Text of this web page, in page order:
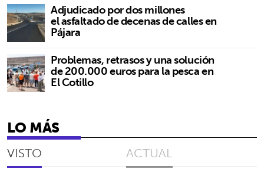
Adjudicado por dos millones
el asfaltado de decenas de calles en
Pájara
Problemas, retrasos y una solución
de 200.000 euros para la pesca en
El Cotillo
LO MÁS
VISTO ACTUAL